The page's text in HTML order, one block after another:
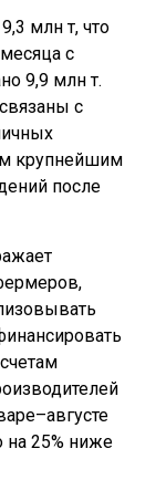
млн т, что
с
9,9 млн т.
с
крупнейшим
после
на 25% ниже